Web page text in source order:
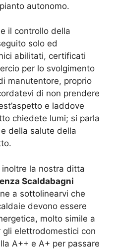
autonomo.
il controllo della
solo ed
abilitati, certificati
per lo svolgimento
manutentore, proprio
di non prendere
e laddove
chiedete lumi; si parla
della salute della
la nostra ditta
Scaldabagni
a sottolinearvi che
devono essere
molto simile a
elettrodomestici con
A++ e A+ per passare